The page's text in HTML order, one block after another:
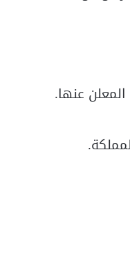
عنها.